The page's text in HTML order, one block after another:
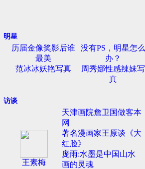
明星
历届金像奖影后谁
最美
没有PS，明星怎么
办？
范冰冰妖艳写真
周秀娜性感辣妹写
真
访谈
王素梅
天津画院詹卫国做客本
网
著名漫画家王原谈《大
红脸》
庞雨:水墨是中国山水
画的灵魂